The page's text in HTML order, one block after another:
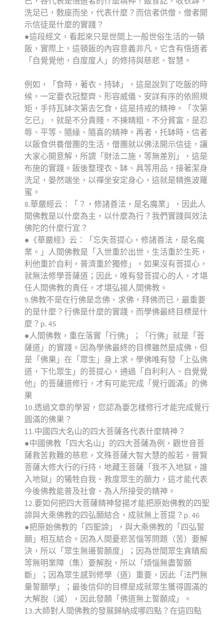
洗足已，敷座而坐，代表什麼？而信者供僧，僧者開
示信徒是什麼的實踐？
●這段經文，看起來只是世間上一般世俗生活的一頓
飯，實際上，這頓飯的內容意義非凡，它含有悟道者
「自覺覺他，自度度人」的修持與慈悲、智慧。
例如，「食時，著衣、持缽」，這是說到了吃飯的時
候，一定要衣冠整齊、形容威儀、安詳有序的依照規
矩，手持瓦缽次第去乞食，這是持戒的精神。「次第
乞已」，就是不分貴賤，不揀精粗，不分貧富，是忍
辱、平等、隨緣、隨喜的精神。再者，托缽時，信者
以飯食供養僧團的生活，僧團就以佛法開示信徒，讓
大家心開意解，所謂「財法二施，等無差別」，這是
布施的實踐。飯後整理衣、缽、具等用品，接著潔身
洗足，晏然端坐，以禪坐安定身心，這就是精進波羅
蜜。
8.華嚴經云：「？，修諸善法，是名魔業」，因此人
間佛教是以什麼為主，以什麼為行？我們實踐與效法
佛陀的什麼行宜？
●《華嚴經》云：「忘失菩提心，修諸善法，是名魔
業。」人間佛教是「入世重於出世，生活重於生死，
利他重於自利，普濟重於獨修」，如果沒有菩提心，
就無法修學菩薩道；因此，唯有發菩提心的人，才堪
任人間佛教的責任，才堪弘揚人間佛教。
9.佛教不是在行佛是念佛、求佛，拜佛而已，最重要
的是什麼？行佛是什麼的實踐，而學佛最終目標是什
麼？p. 45
●人間佛教，重在落實「行佛」；「行佛」就是「菩
薩道」的實踐。因為學佛最終的目標雖然是成佛，但
是「佛果」在「眾生」身上求，學佛唯有發「上弘佛
道，下化眾生」的菩提心，通過「自利利人、自覺覺
他」的菩薩道修行，才有可能完成「覺行圓滿」的佛
果
10.透過文章的學習，您認為要怎樣修行才能完成覺行
圓滿的佛果？
11.中國四大名山的四大菩薩各代表什麼精神？
●中國佛教「四大名山」的四大菩薩為例，觀世音菩
薩救苦救難的慈悲，文殊菩薩大智大慧的般若，普賢
菩薩大修大行的行持，地藏王菩薩「我不入地獄，誰
入地獄」的犧牲自我、救度眾生的願力，這才能代表
今後佛教能普及社會、為人所接受的精神。
12.要如何把四大菩薩精神發揚才能把原始佛教的四聖
諦與大乘佛教的四弘願結合，成就無上菩提？p. 46
●把原始佛教的「四聖諦」，與大乘佛教的「四弘誓
願」相互結合。因為人間憂悲苦惱等問題（苦）要解
決，所以「眾生無邊誓願度」；因為世間眾生貪瞋痴
等無明業障（集）要解脫，所以「煩惱無盡誓願
斷」；因為眾生感到修學（道）重要，因此「法門無
量誓願學」；最後信仰的目標是成就眾生獲得圓滿的
大解脫（滅），因此發願「佛道無上誓願成」。
13.大師對人間佛教的發展歸納成哪四點？在這四點